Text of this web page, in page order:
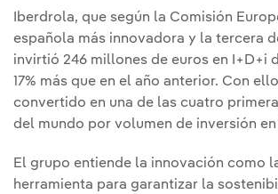
Iberdrola, que según la Comisión
española más innovadora y la tercera
invirtió 246 millones de euros en I+D+i
17% más que en el año anterior. Con
convertido en una de las cuatro
del mundo por volumen de inversión
El grupo entiende la innovación como
herramienta para garantizar la